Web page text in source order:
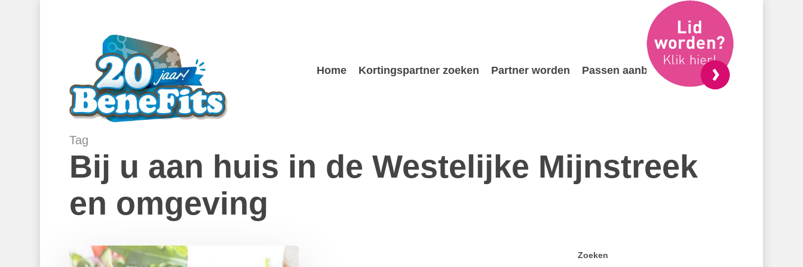
Home Kortingspartner zoeken Partner worden Passen aanbieden Contact
Tag
Bij u aan huis in de Westelijke Mijnstreek
en omgeving
Veronique
Kookt
Zoeken